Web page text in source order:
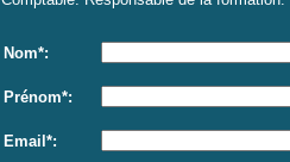
Nom*:
Prénom*:
Email*: